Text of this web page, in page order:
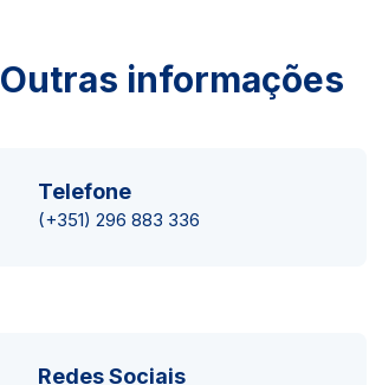
Outras informações
Telefone
(+351) 296 883 336
Redes Sociais